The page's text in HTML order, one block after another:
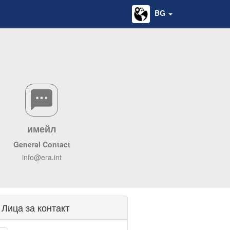
BG
имейл
General Contact
info@era.int
Лица за контакт